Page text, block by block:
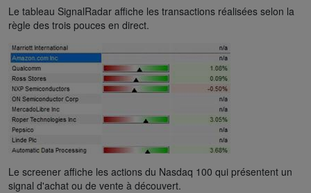
Le tableau SignalRadar affiche les transactions réalisées selon la
règle des trois pouces en direct.
Le screener affiche les actions du Nasdaq 100 qui présentent un
signal d'achat ou de vente à découvert.